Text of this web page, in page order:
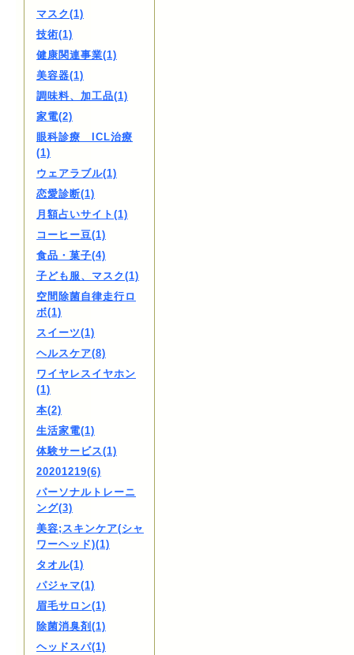
マスク(1)
技術(1)
健康関連事業(1)
美容器(1)
調味料、加工品(1)
家電(2)
眼科診療 ICL治療
(1)
ウェアラブル(1)
恋愛診断(1)
月額占いサイト(1)
コーヒー豆(1)
食品・菓子(4)
子ども服、マスク(1)
空間除菌自律走行ロ
ボ(1)
スイーツ(1)
ヘルスケア(8)
ワイヤレスイヤホン
(1)
本(2)
生活家電(1)
体験サービス(1)
20201219(6)
パーソナルトレーニ
ング(3)
美容;スキンケア(シャ
ワーヘッド)(1)
タオル(1)
パジャマ(1)
眉毛サロン(1)
除菌消臭剤(1)
ヘッドスパ(1)